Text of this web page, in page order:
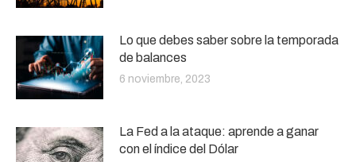
Lo que debes saber sobre la temporada
de balances
6 noviembre, 2023
La Fed a la ataque: aprende a ganar
con el índice del Dólar